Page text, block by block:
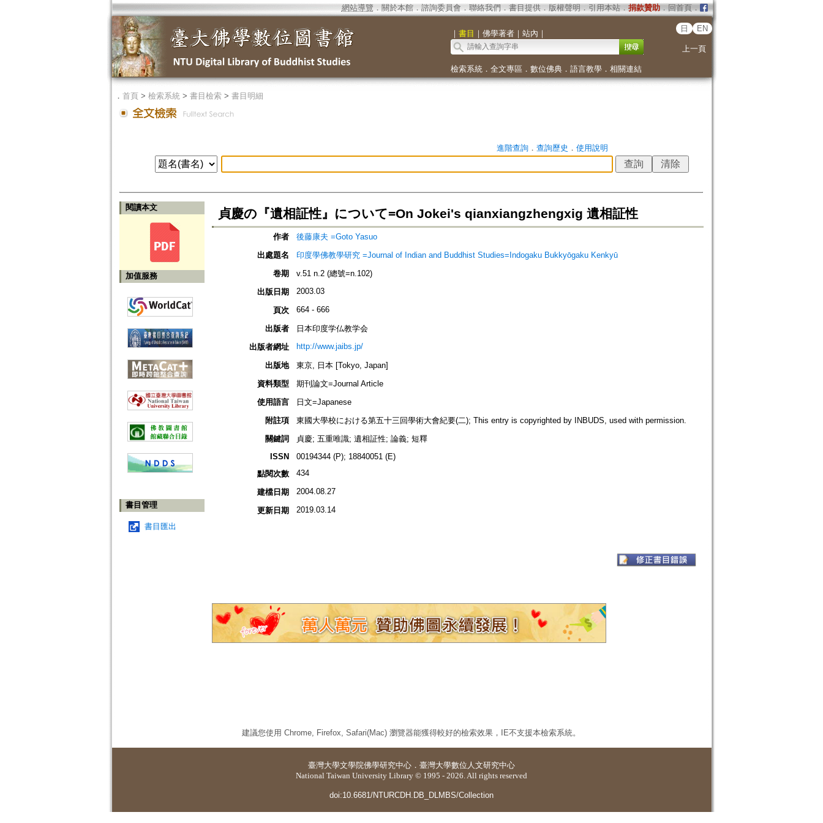
網站導覽 ． 關於本館． 諮詢委員會． 聯絡我們 ． 書目提供． 版權聲明 ． 引用本站． 捐款贊助．回首頁．
｜ 書目 ｜ 佛學著者｜ 站內 ｜
日 EN
上一頁
檢索系統． 全文專區 ． 數位佛典． 語言教學． 相關連結
． 首頁> 檢索系統> 書目檢索> 書目明細
進階查詢． 查詢歷史 ． 使用說明
閱讀本文
加值服務
書目管理
書目匯出
貞慶の『遺相証性』について=On Jokei's qianxiangzhengxig 遺相証性
作者
後藤康夫 =Goto Yasuo
出處題名
印度學佛教學研究 =Journal of Indian and Buddhist Studies=Indogaku Bukkyōgaku Kenkyū
卷期
v.51 n.2 (總號=n.102)
出版日期
2003.03
頁次 664 - 666
出版者
日本印度学仏教学会
出版者網址
http://www.jaibs.jp/
出版地
東京, 日本 [Tokyo, Japan]
資料類型
期刊論文=Journal Article
使用語言
日文=Japanese
附註項
東國大學校における第五十三回學術大會紀要(二); This entry is copyrighted by INBUDS, used with permission.
關鍵詞
貞慶; 五重唯識; 遺相証性; 論義; 短釋
ISSN
00194344 (P); 18840051 (E)
點閱次數
434
建檔日期 2004.08.27
更新日期 2019.03.14
建議您使用 Chrome, Firefox, Safari(Mac) 瀏覽器能獲得較好的檢索效果，IE不支援本檢索系統。
臺灣大學文學院佛學研究中心 ． 臺灣大學數位人文研究中心
National Taiwan University Library © 1995 - 2026. All rights reserved
doi:10.6681/NTURCDH.DB_DLMBS/Collection